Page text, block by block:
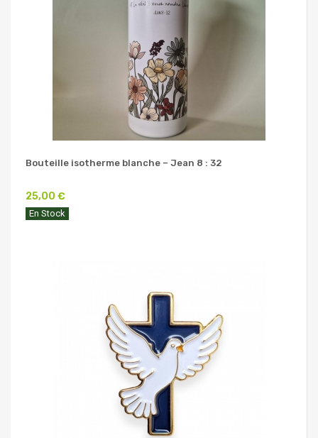
Bouteille isotherme blanche – Jean 8 : 32
25,00 €
En Stock